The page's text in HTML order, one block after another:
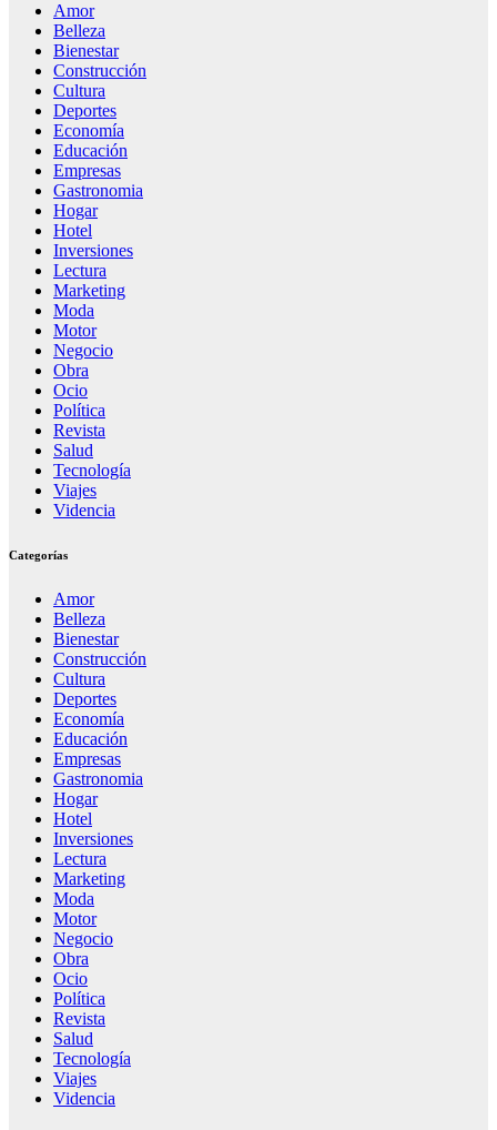
Amor
Belleza
Bienestar
Construcción
Cultura
Deportes
Economía
Educación
Empresas
Gastronomia
Hogar
Hotel
Inversiones
Lectura
Marketing
Moda
Motor
Negocio
Obra
Ocio
Política
Revista
Salud
Tecnología
Viajes
Videncia
Categorías
Amor
Belleza
Bienestar
Construcción
Cultura
Deportes
Economía
Educación
Empresas
Gastronomia
Hogar
Hotel
Inversiones
Lectura
Marketing
Moda
Motor
Negocio
Obra
Ocio
Política
Revista
Salud
Tecnología
Viajes
Videncia